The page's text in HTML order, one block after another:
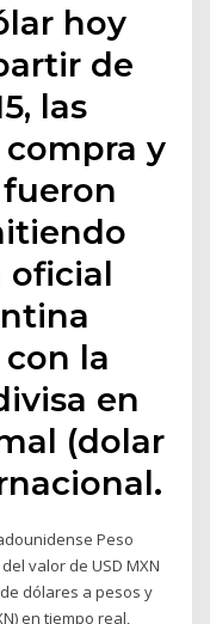
hoy
de
las
y
oficial
la
en
(dolar
Peso
valor de USD MXN
dólares a pesos y
en tiempo real,